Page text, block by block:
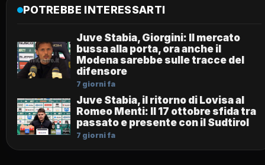
POTREBBE INTERESSARTI
Juve Stabia, Giorgini: Il mercato
bussa alla porta, ora anche il
Modena sarebbe sulle tracce del
difensore
7 giorni fa
Juve Stabia, il ritorno di Lovisa al
Romeo Menti: Il 17 ottobre sfida tra
passato e presente con il Sudtirol
7 giorni fa